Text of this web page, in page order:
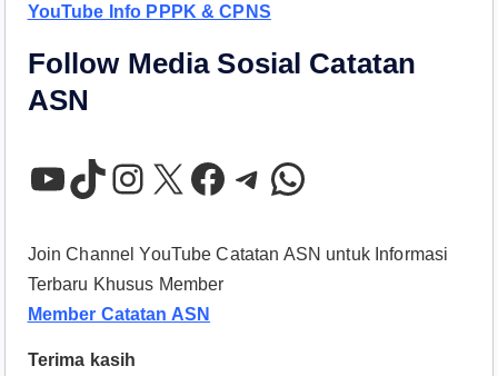
YouTube Info PPPK & CPNS
Follow Media Sosial Catatan
ASN
YouTube TikTok Instagram X Facebook Telegram WhatsApp
Join Channel YouTube Catatan ASN untuk Informasi
Terbaru Khusus Member
Member Catatan ASN
Terima kasih